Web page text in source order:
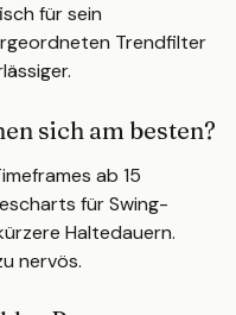
für sein
Trendfilter
sich am besten?
ab 15
für Swing-
Haltedauern.
nervös.